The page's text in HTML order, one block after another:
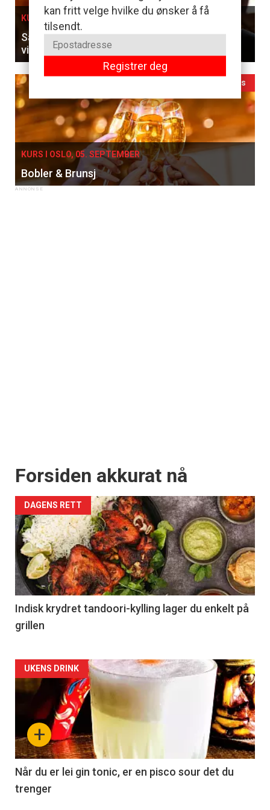
kan fritt velge hvilke du ønsker å få
tilsendt.
Registrer deg
KURS I OSLO, 27. AUGUST
Sammenlign franske klassikere og ungarske
viner til en 5-retters meny
Ledig plass
KURS I OSLO, 05. SEPTEMBER
Bobler & Brunsj
Forsiden akkurat nå
DAGENS RETT
Indisk krydret tandoori-kylling lager du enkelt på
grillen
Forsiden
akkurat
nå
-
2
+
UKENS DRINK
Når du er lei gin tonic, er en pisco sour det du
trenger